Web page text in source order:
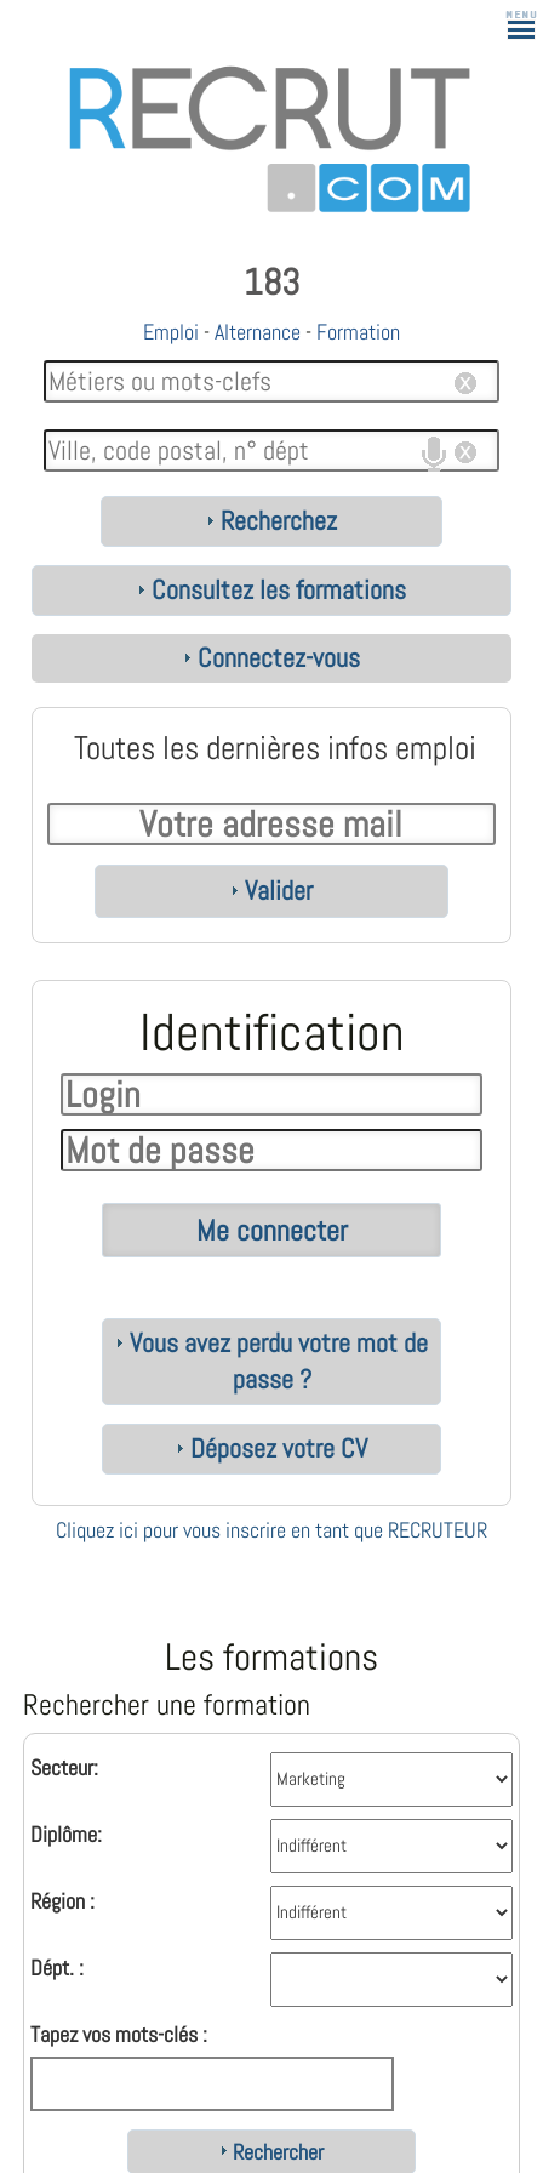
183
Emploi -Alternance - Formation
Recherchez
Consultez les formations
Connectez-vous
Toutes les dernières infos emploi
Valider
Identification
Vous avez perdu votre mot de
passe ?
Déposez votre CV
Cliquez ici pour vous inscrire en tant que RECRUTEUR
Les formations
Rechercher une formation
Secteur:
Diplôme:
Région :
Dépt. :
Tapez vos mots-clés :
Rechercher